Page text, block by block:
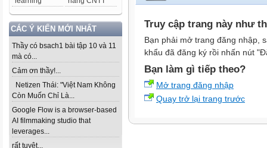
CÁC Ý KIẾN MỚI NHẤT
Thầy có bsach1 bài tập 10 và 11
mà có...
Cảm ơn thầy!...
Netizen Thái: "Việt Nam Không
Còn Muốn Chỉ Là...
Google Flow is a browser-based
AI filmmaking studio that
leverages...
rất tuyệt...
Truy cập trang này như
Bạn phải mở trang đăng nhập,
khẩu đã đăng ký rồi nhấn nút
Bạn làm gì tiếp theo?
Mở trang đăng nhập
Quay trở lại trang trước